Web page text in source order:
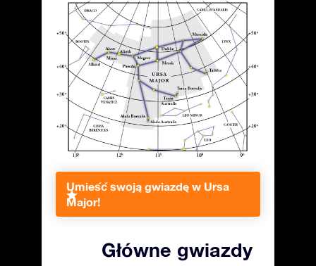
Umieść swoją gwiazdę w Ursa
Major!
Główne gwiazdy